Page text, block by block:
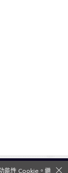
能性 Cookie。繼